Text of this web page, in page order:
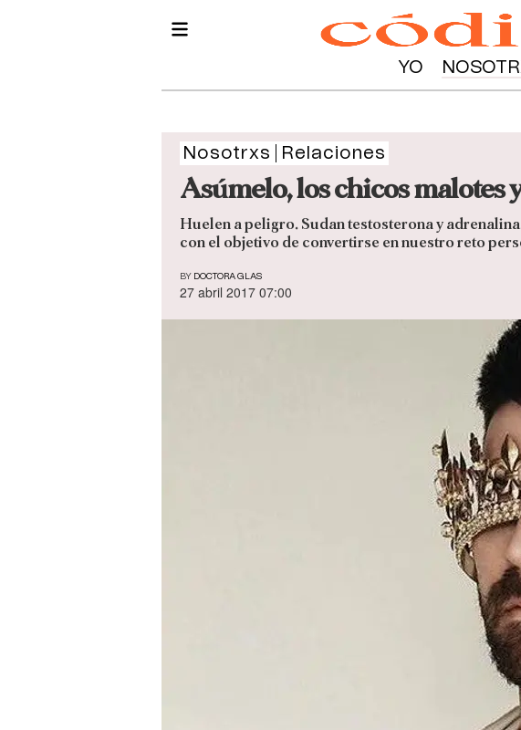
YO
Nosotrxs Relaciones
Asúmelo, los chicos malotes
Huelen a peligro. Sudan testosterona y
con el objetivo de convertirse en nuestro reto
BY DOCTORA GLAS
27 abril 2017 07:00